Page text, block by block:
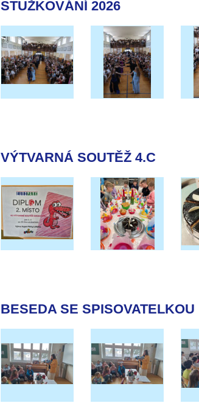
STUŽKOVÁNÍ 2026
VÝTVARNÁ SOUTĚŽ 4.C
BESEDA SE SPISOVATELKOU